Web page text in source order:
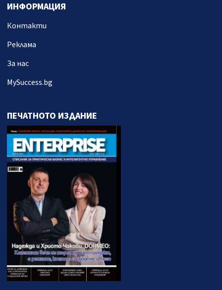
ИНФОРМАЦИЯ
Контакти
Реклама
За нас
MySuccess.bg
ПЕЧАТНОТО ИЗДАНИЕ